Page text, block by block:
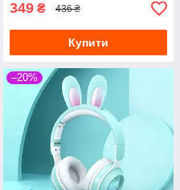
349 ₴ 436 ₴
Купити
–20%